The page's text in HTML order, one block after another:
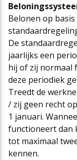
Belonen op
De
jaarlijks een
hij of zij normaal
deze periodiek
Treedt de
/ zij geen recht
1 januari.
functioneert dan
tot maximaal
kennen.